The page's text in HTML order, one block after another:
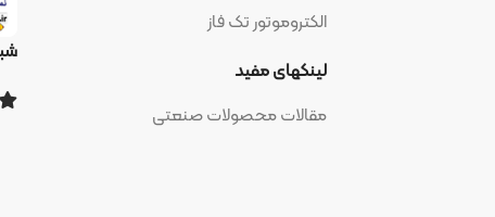
الکتروموتور تک فاز
لینکهای مفید
مقالات محصولات صنعتی
شبکه های